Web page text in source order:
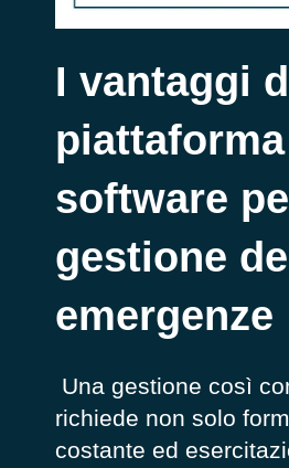
I vantaggi
piattaforma
software
gestione
emergenze
Una gestione così
richiede non solo
costante ed